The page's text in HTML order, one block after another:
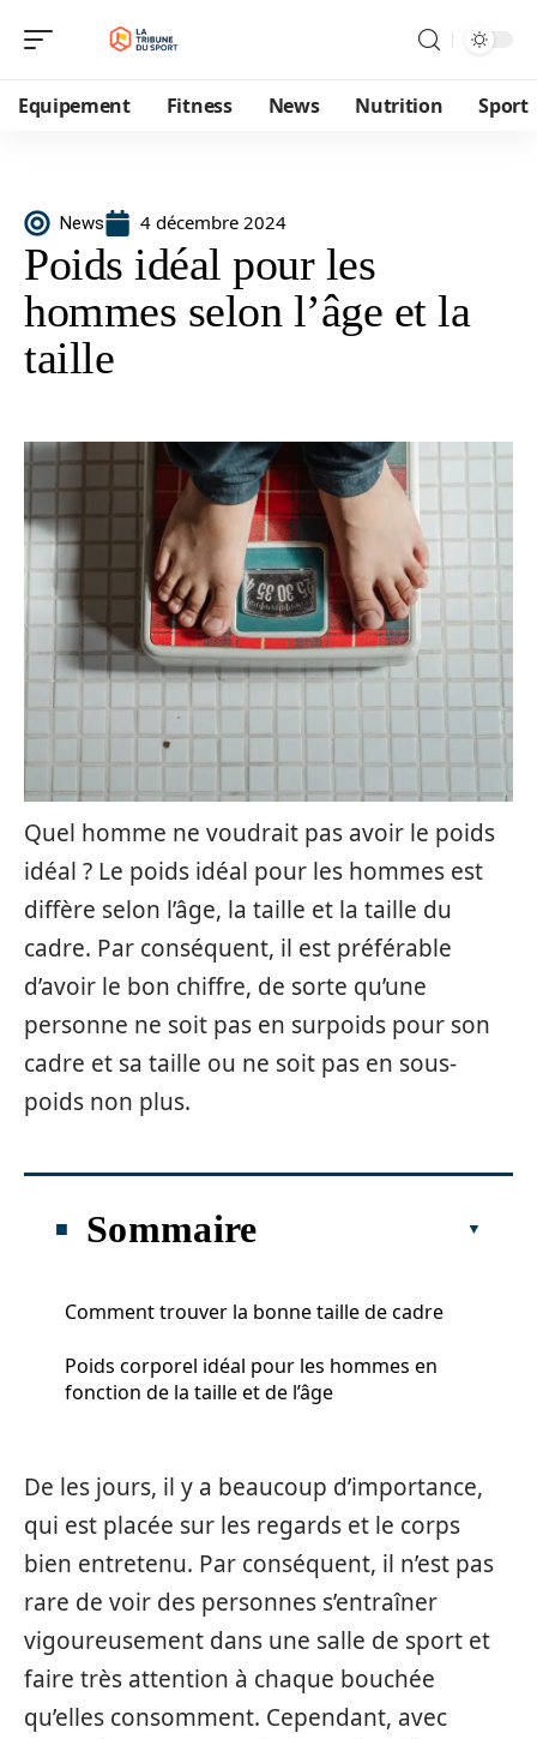
Equipement Fitness News Nutrition Sport
News 4 décembre 2024
Poids idéal pour les
hommes selon l’âge et la
taille
Quel homme ne voudrait pas avoir le poids
idéal ? Le poids idéal pour les hommes est
diffère selon l’âge, la taille et la taille du
cadre. Par conséquent, il est préférable
d’avoir le bon chiffre, de sorte qu’une
personne ne soit pas en surpoids pour son
cadre et sa taille ou ne soit pas en sous-
poids non plus.
Sommaire
Comment trouver la bonne taille de cadre
Poids corporel idéal pour les hommes en
fonction de la taille et de l’âge
De les jours, il y a beaucoup d’importance,
qui est placée sur les regards et le corps
bien entretenu. Par conséquent, il n’est pas
rare de voir des personnes s’entraîner
vigoureusement dans une salle de sport et
faire très attention à chaque bouchée
qu’elles consomment. Cependant, avec